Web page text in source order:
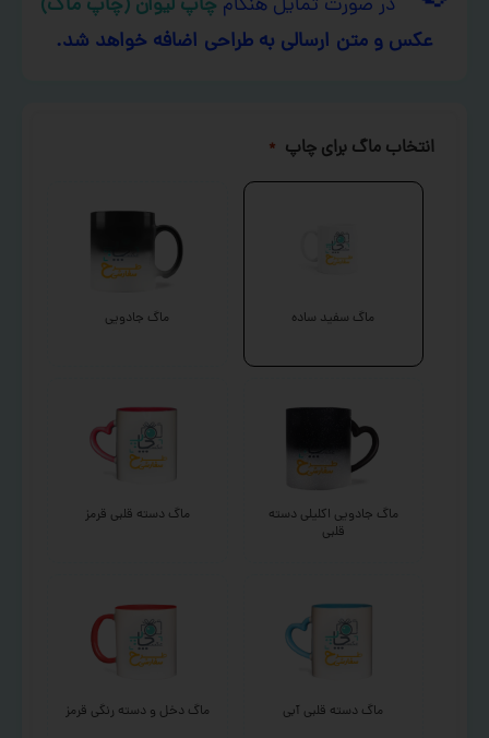
عکس و متن ارسالی به طراحی اضافه خواهد شد.
انتخاب ماگ برای چاپ *
ماگ سفید ساده ماگ جادویی
ماگ جادویی اکلیلی دسته
قلبی
ماگ دسته قلبی قرمز
ماگ دسته قلبی آبی ماگ دخل و دسته رنگی قرمز